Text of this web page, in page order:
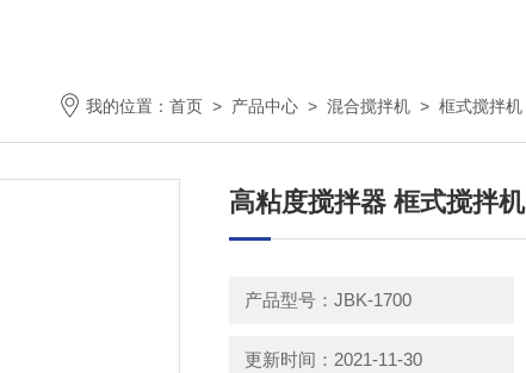
我的位置： 首页 > 产品中心 > 混合搅拌机 > 框式搅拌机
高粘度搅拌器 框式搅拌机
产品型号：JBK-1700
更新时间：2021-11-30